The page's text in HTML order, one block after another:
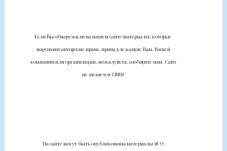
Если Вы обнаружили на нашем сайте материалы, которые
нарушают авторские права, принадлежащие Вам, Вашей
компании или организации, пожалуйста, сообщите нам. Сайт
не является СМИ!
На сайте могут быть опубликованы материалы 18+!